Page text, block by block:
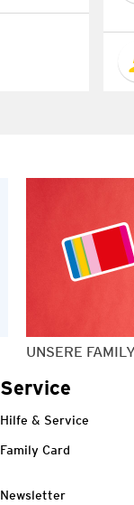
UNSERE
Service
Hilfe & Service
Family Card
Newsletter